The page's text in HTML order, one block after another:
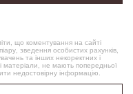
що коментування на сайті
зведення особистих рахунків,
та інших некоректних і
матеріали, не мають попередньої
недостовірну інформацію.